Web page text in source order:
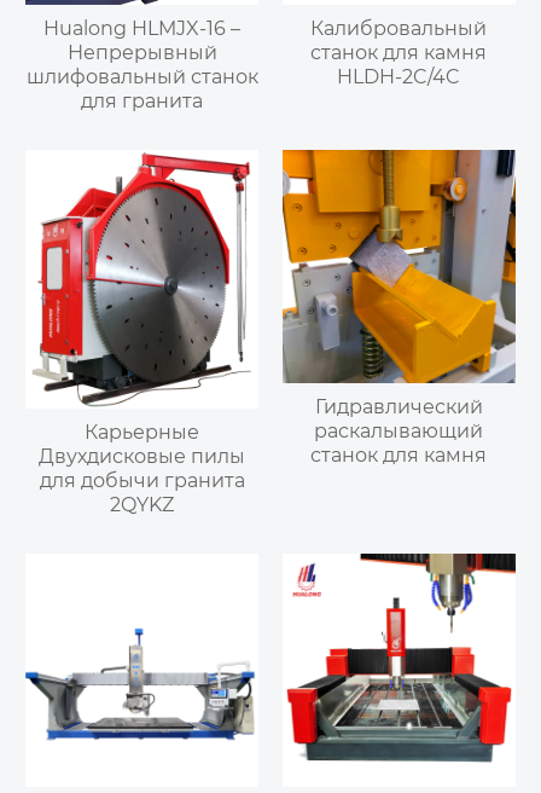
Hualong HLMJX-16 –
Непрерывный
шлифовальный станок
для гранита
Калибровальный
станок для камня
HLDH-2C/4C
Карьерные
Двухдисковые пилы
для добычи гранита
2QYKZ
Гидравлический
раскалывающий
станок для камня